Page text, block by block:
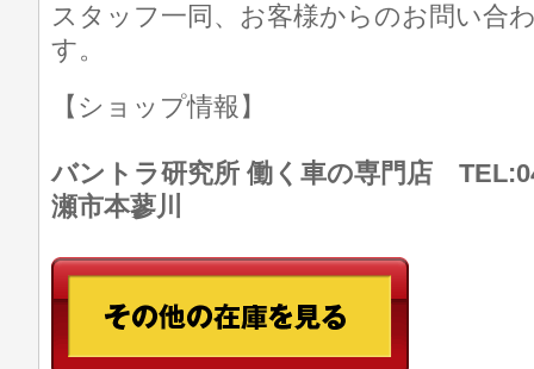
スタッフ一同、お客様からのお問い合
す。
【ショップ情報】
バントラ研究所 働く車の専門店
瀬市本蓼川